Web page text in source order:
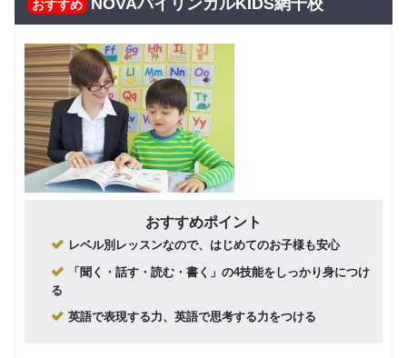
回数：4 / 1セッション40分
Class5 小学生
グループレッスン
8,000円(税込) / 月
回数：4 / 1セッション40分
Class4 小学
生
グループレッスン
8,500円(税込) / 月
回数：4 / 1セッション40分
グループレッスン 子供向け
9,000円(税込) / 月
回数：4 / 1セッション40分
Class2c,2b,2a
9,500
おすすめ
おすすめポイント
レベル別レッスンなので、はじめてのお子様も安心
「聞く・話す・読む・書く」の4技能をしっかり身につけ
る
英語で表現する力、英語で思考する力をつける